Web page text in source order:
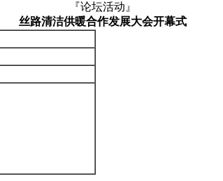
『论坛活动』
丝路清洁供暖合作发展大会开幕式